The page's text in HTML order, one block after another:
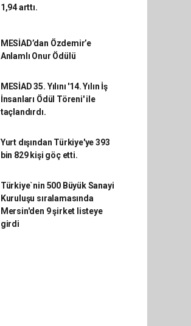
1,94 arttı.
MESİAD’dan Özdemir’e
Anlamlı Onur Ödülü
MESİAD 35. Yılını '14. Yılın İş
İnsanları Ödül Töreni' ile
taçlandırdı.
Yurt dışından Türkiye'ye 393
bin 829 kişi göç etti.
Türkiye`nin 500 Büyük Sanayi
Kuruluşu sıralamasında
Mersin'den 9 şirket listeye
girdi